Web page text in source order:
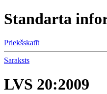
Standarta
Priekšskatīt
Saraksts
LVS 20:2009